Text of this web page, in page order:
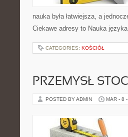
nauka była łatwiejsza, a
Ciekawe adresy to Nauka
CATEGORIES: KOŚCIÓŁ
PRZEMYSŁ
POSTED BY ADMIN MAR - 8